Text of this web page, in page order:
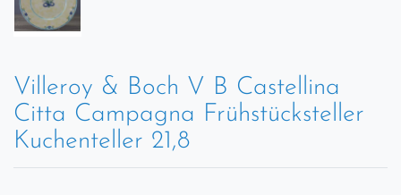
Villeroy & Boch V B Castellina
Citta Campagna Frühstücksteller
Kuchenteller 21,8